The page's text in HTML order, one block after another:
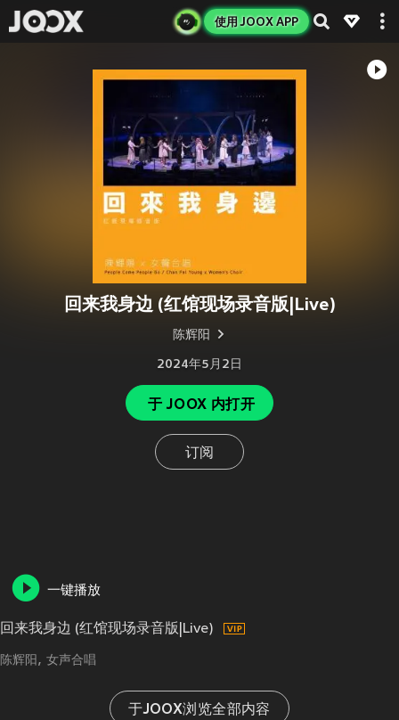
使用 JOOX APP
回来我身边 (红馆现场录音版|Live)
陈辉阳
2024年5月2日
于 JOOX 内打开
订阅
一键播放
回来我身边 (红馆现场录音版|Live)
陈辉阳 女声合唱
于JOOX浏览全部内容